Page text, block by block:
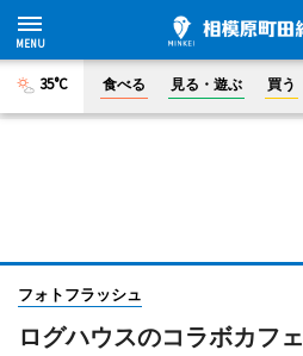
35°C 食べる 見る・遊ぶ 買う
フォトフラッシュ
ログハウスのコラボカフェ